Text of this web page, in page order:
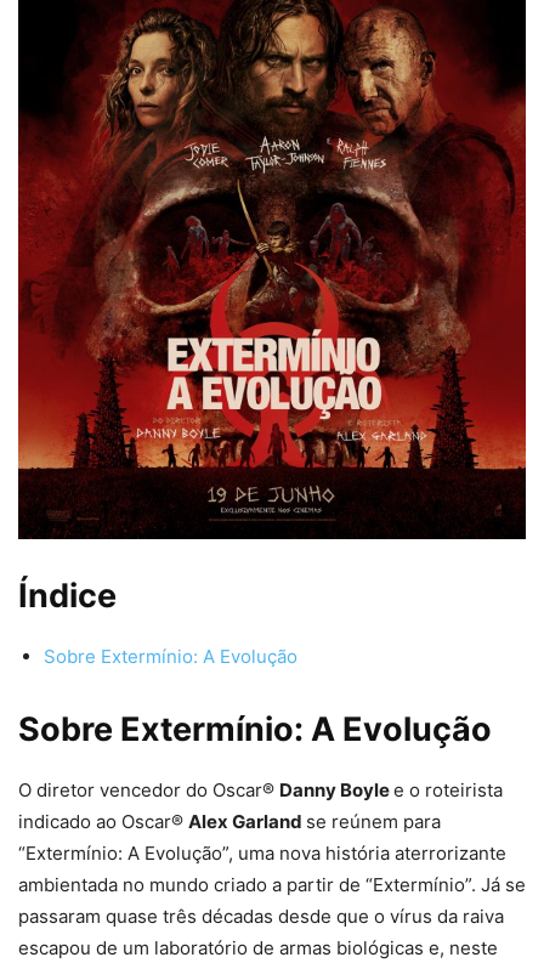
Índice
Sobre Extermínio: A Evolução
Sobre Extermínio: A Evolução
O diretor vencedor do Oscar® Danny Boylee o roteirista
indicado ao Oscar® Alex Garland se reúnem para
“Extermínio: A Evolução”, uma nova história aterrorizante
ambientada no mundo criado a partir de “Extermínio”. Já se
passaram quase três décadas desde que o vírus da raiva
escapou de um laboratório de armas biológicas e, neste